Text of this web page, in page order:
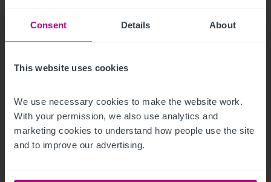
Consent Details About
This website uses cookies
We use necessary cookies to make the website work.
With your permission, we also use analytics and
marketing cookies to understand how people use the site
and to improve our advertising.
Related Articles